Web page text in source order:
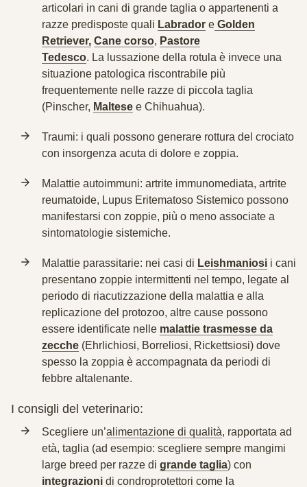
articolari in cani di grande taglia o appartenenti a
razze predisposte quali Labrador e Golden
Retriever, Cane corso, Pastore
Tedesco. La lussazione della rotula è invece una
situazione patologica riscontrabile più
frequentemente nelle razze di piccola taglia
(Pinscher, Maltese e Chihuahua).
Traumi: i quali possono generare rottura del crociato
con insorgenza acuta di dolore e zoppia.
Malattie autoimmuni: artrite immunomediata, artrite
reumatoide, Lupus Eritematoso Sistemico possono
manifestarsi con zoppie, più o meno associate a
sintomatologie sistemiche.
Malattie parassitarie: nei casi di Leishmaniosi i cani
presentano zoppie intermittenti nel tempo, legate al
periodo di riacutizzazione della malattia e alla
replicazione del protozoo, altre cause possono
essere identificate nelle malattie trasmesse da
zecche (Ehrlichiosi, Borreliosi, Rickettsiosi) dove
spesso la zoppia è accompagnata da periodi di
febbre altalenante.
I consigli del veterinario:
Scegliere un’alimentazione di qualità, rapportata ad
età, taglia (ad esempio: scegliere sempre mangimi
large breed per razze di grande taglia) con
integrazioni di condroprotettori come la